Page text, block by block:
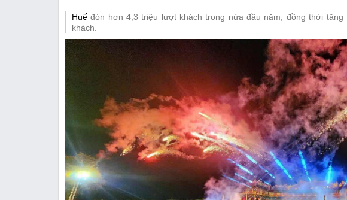
Thị trường
Emagazine
Huế đón hơn 4,3 triệu lượt khách trong nửa đầu năm, đồng thời
khách.